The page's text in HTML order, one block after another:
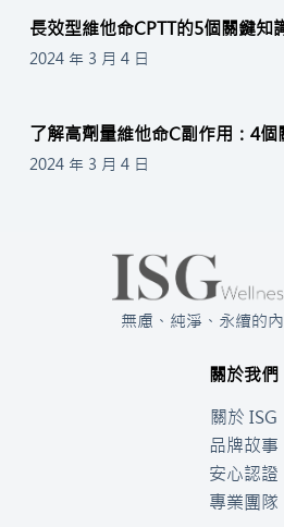
長效型維他命CPTT的5個關鍵知
2024 年 3 月 4 日
了解高劑量維他命C副作用：4個
2024 年 3 月 4 日
無慮、純淨、永續的
關於我們
關於 ISG
品牌故事
安心認證
專業團隊